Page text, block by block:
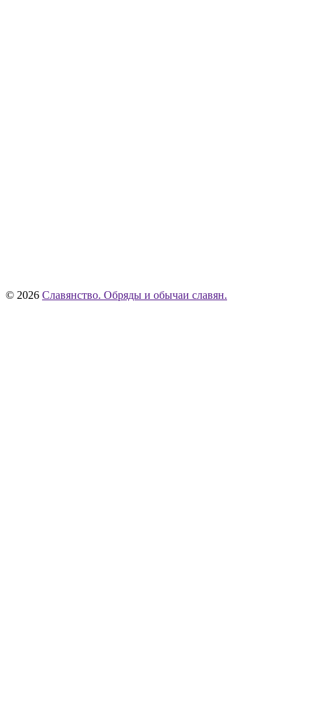
© 2026 Славянство. Обряды и обычаи славян.